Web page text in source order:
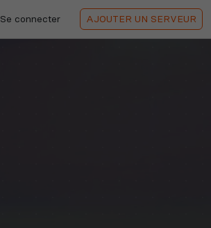
Se connecter AJOUTER UN SERVEUR